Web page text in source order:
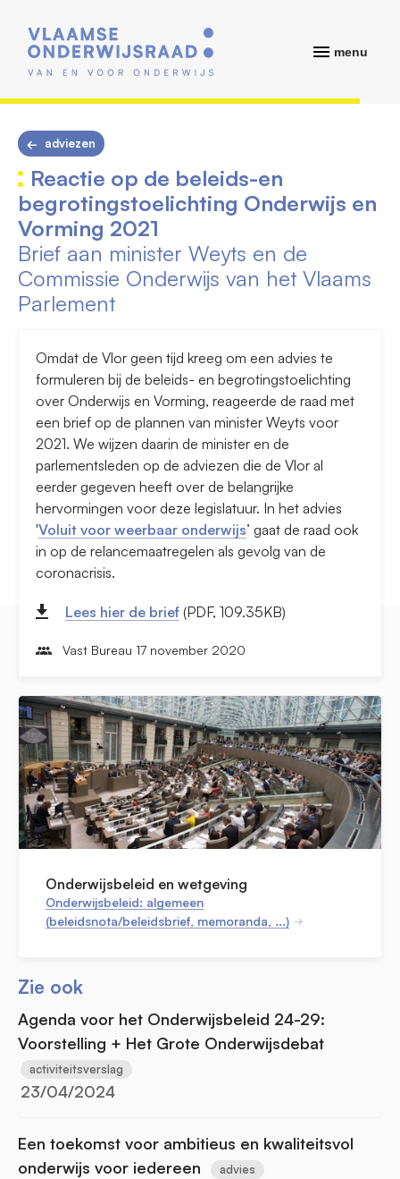
menu
adviezen
Reactie op de beleids-en
begrotingstoelichting Onderwijs en
Vorming 2021
Brief aan minister Weyts en de
Commissie Onderwijs van het Vlaams
Parlement
Omdat de Vlor geen tijd kreeg om een advies te
formuleren bij de beleids- en begrotingstoelichting
over Onderwijs en Vorming, reageerde de raad met
een brief op de plannen van minister Weyts voor
2021. We wijzen daarin de minister en de
parlementsleden op de adviezen die de Vlor al
eerder gegeven heeft over de belangrijke
hervormingen voor deze legislatuur. In het advies
'Voluit voor weerbaar onderwijs’ gaat de raad ook
in op de relancemaatregelen als gevolg van de
coronacrisis.
Lees hier de brief (PDF, 109.35KB)
Vast Bureau 17 november 2020
Onderwijsbeleid en wetgeving
Onderwijsbeleid: algemeen
(beleidsnota/beleidsbrief, memoranda, ...)
Zie ook
Agenda voor het Onderwijsbeleid 24-29:
Voorstelling + Het Grote Onderwijsdebat
activiteitsverslag
23/04/2024
Een toekomst voor ambitieus en kwaliteitsvol
onderwijs voor iedereen
advies